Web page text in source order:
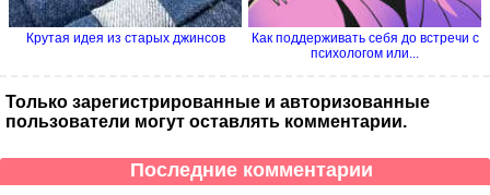
Крутая идея из старых джинсов
Как поддерживать себя до встречи с
психологом или...
Только зарегистрированные и авторизованные
пользователи могут оставлять комментарии.
Последние комментарии